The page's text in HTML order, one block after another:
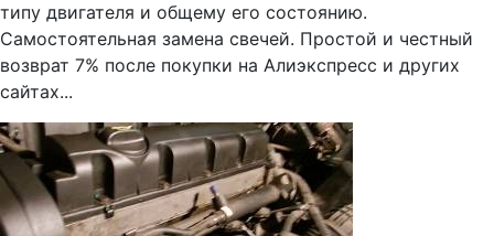
типу двигателя и общему его состоянию.
Самостоятельная замена свечей. Простой и честный
возврат 7% после покупки на Алиэкспресс и других
сайтах...